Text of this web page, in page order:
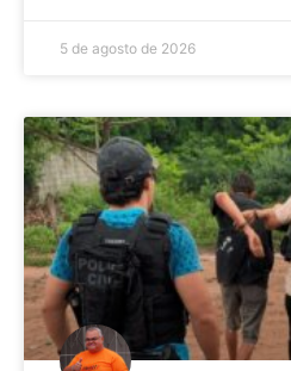
5 de agosto de 2026